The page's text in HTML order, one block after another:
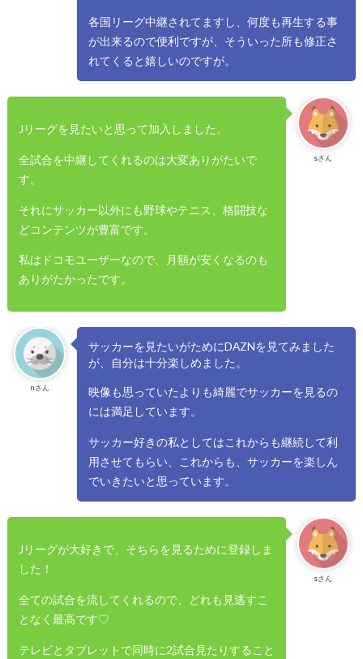
各国リーグ中継されてますし、何度も再生する事
が出来るので便利ですが、そういった所も修正さ
れてくると嬉しいのですが。
sさん
Jリーグを見たいと思って加入しました。
全試合を中継してくれるのは大変ありがたいで
す。
それにサッカー以外にも野球やテニス、格闘技な
どコンテンツが豊富です。
私はドコモユーザーなので、月額が安くなるのも
ありがたかったです。
nさん
サッカーを見たいがためにDAZNを見てみました
が、自分は十分楽しめました。
映像も思っていたよりも綺麗でサッカーを見るの
には満足しています。
サッカー好きの私としてはこれからも継続して利
用させてもらい、これからも、サッカーを楽しん
でいきたいと思っています。
sさん
Jリーグが大好きで、そちらを見るために登録しま
した！
全ての試合を流してくれるので、どれも見逃すこ
となく最高です♡
テレビとタブレットで同時に2試合見たりすること